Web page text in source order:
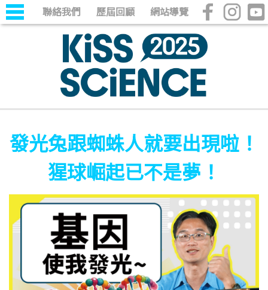
聯絡我們 歷屆回顧 網站導覽
發光兔跟蜘蛛人就要出現啦！
猩球崛起已不是夢！